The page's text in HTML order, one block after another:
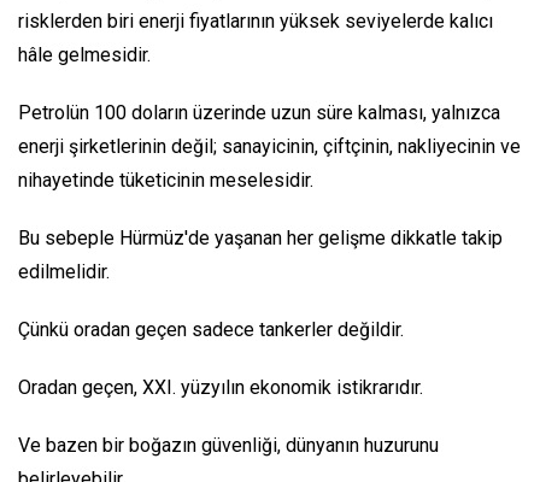
risklerden biri enerji fiyatlarının yüksek seviyelerde kalıcı
hâle gelmesidir.
Petrolün 100 doların üzerinde uzun süre kalması, yalnızca
enerji şirketlerinin değil; sanayicinin, çiftçinin, nakliyecinin ve
nihayetinde tüketicinin meselesidir.
Bu sebeple Hürmüz'de yaşanan her gelişme dikkatle takip
edilmelidir.
Çünkü oradan geçen sadece tankerler değildir.
Oradan geçen, XXI. yüzyılın ekonomik istikrarıdır.
Ve bazen bir boğazın güvenliği, dünyanın huzurunu